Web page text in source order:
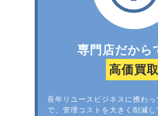
専門店だから
高価買取
長年リユースビジネスに携わっ
で、管理コストを大きく削減し